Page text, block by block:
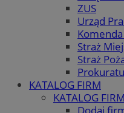
ZUS
Urząd
Straż
Straż
KATALOG FIRM
KATALOG FIRM